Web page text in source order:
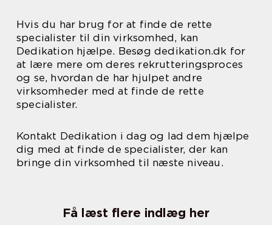
Hvis du har brug for at finde de rette
specialister til din virksomhed, kan
Dedikation hjælpe. Besøg dedikation.dk for
at lære mere om deres rekrutteringsproces
og se, hvordan de har hjulpet andre
virksomheder med at finde de rette
specialister.
Kontakt Dedikation i dag og lad dem hjælpe
dig med at finde de specialister, der kan
bringe din virksomhed til næste niveau.
Få læst flere indlæg her